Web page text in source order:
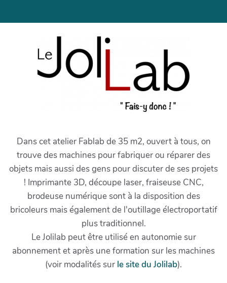
Dans cet atelier Fablab de 35 m2, ouvert à tous, on
trouve des machines pour fabriquer ou réparer des
objets mais aussi des gens pour discuter de ses projets
! Imprimante 3D, découpe laser, fraiseuse CNC,
brodeuse numérique sont à la disposition des
bricoleurs mais également de l'outillage électroportatif
plus traditionnel.
Le Jolilab peut être utilisé en autonomie sur
abonnement et après une formation sur les machines
(voir modalités sur le site du Jolilab).